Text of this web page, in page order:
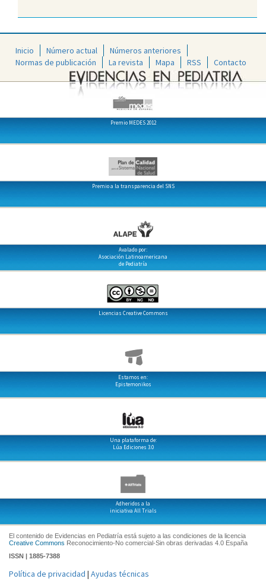
Inicio Número actual
Números anteriores
Normas de publicación
La revista Mapa RSS Contacto
Premio MEDES 2012
Premio a la transparencia del SNS
Avalado por:
Asociación Latinoamericana
de Pediatría
Licencias Creative Commons
Estamos en:
Epistemonikos
Una plataforma de:
Lúa Ediciones 3.0
Adheridos a la
iniciativa All Trials
El contenido de Evidencias en Pediatría está sujeto a las condiciones de la licencia
Creative Commons Reconocimiento-No comercial-Sin obras derivadas 4.0 España
ISSN | 1885-7388
Política de privacidad | Ayudas técnicas